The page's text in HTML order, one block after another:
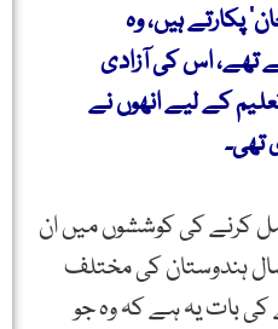
پکارتے ہیں، وہ
تھے، اس کی آزادی
کے لیے انھوں نے
تھی۔
کرنے کی کوششوں میں ان
ہندوستان کی مختلف
بات یہ ہے کہ وہ جو